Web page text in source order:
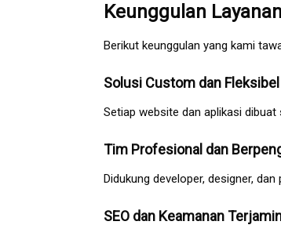
Keunggulan
Berikut keunggulan yang kami
Solusi Custom dan Fleksibel
Setiap website dan aplikasi
Tim Profesional dan
Didukung developer, designer,
SEO dan Keamanan